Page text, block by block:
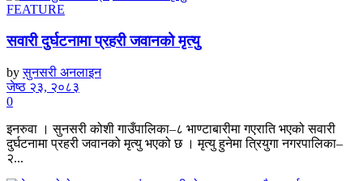
FEATURE
सवारी दुर्घटनामा प्रहरी जवानको मृत्यु
by सुनसरी अनलाइन
जेष्ठ २३, २०८३
0
इनरुवा । सुनसरी कोशी गाउँपालिका–८ भाण्टाबारीमा गएराति भएको सवारी
दुर्घटनामा प्रहरी जवानको मृत्यु भएको छ । मृत्यु हुनेमा त्रियुगा नगरपालिका–
२...